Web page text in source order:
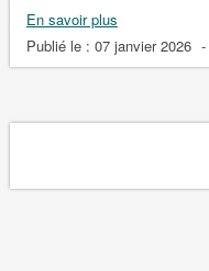
En savoir plus
Publié le : 07 janvier 2026 -